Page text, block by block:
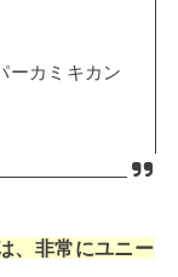
ーカミキカン
、非常にユニー